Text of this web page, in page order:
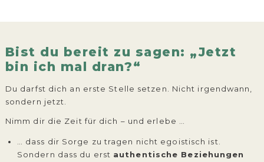
Bist du bereit zu sagen: „Jetzt
bin ich mal dran?“
Du darfst dich an erste Stelle setzen. Nicht irgendwann,
sondern jetzt.
Nimm dir die Zeit für dich – und erlebe …
… dass dir Sorge zu tragen nicht egoistisch ist.
Sondern dass du erst authentische Beziehungen